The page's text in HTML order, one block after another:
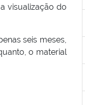
visualização do
seis meses,
o material